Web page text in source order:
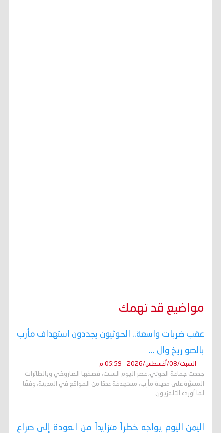
مواضيع قد تهمك
عقب ضربات واسعة.. الحوثيون يجددون استهداف مأرب
بالصواريخ وال ...
السبت/08/أغسطس/2026 - 05:59 م
جددت جماعة الحوثي، عصر اليوم السبت، قصفها الصاروخي وبالطائرات
المسيّرة على مدينة مأرب، مستهدفة عددًا من المواقع في المدينة، وفقًا
لما أورده التلفزيون
اليمن اليوم يواجه خطراً متزايداً من العودة إلى صراع